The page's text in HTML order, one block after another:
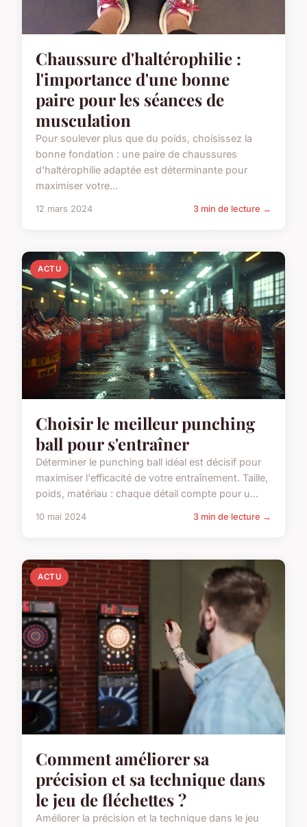
Chaussure d'haltérophilie :
l'importance d'une bonne
paire pour les séances de
musculation
Pour soulever plus que du poids, choisissez la
bonne fondation : une paire de chaussures
d'haltérophilie adaptée est déterminante pour
maximiser votre...
12 mars 2024 3 min de lecture →
ACTU
Choisir le meilleur punching
ball pour s'entraîner
Déterminer le punching ball idéal est décisif pour
maximiser l'efficacité de votre entraînement. Taille,
poids, matériau : chaque détail compte pour u...
10 mai 2024 3 min de lecture →
ACTU
Comment améliorer sa
précision et sa technique dans
le jeu de fléchettes ?
Améliorer la précision et la technique dans le jeu